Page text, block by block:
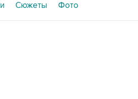
Сюжеты Фото